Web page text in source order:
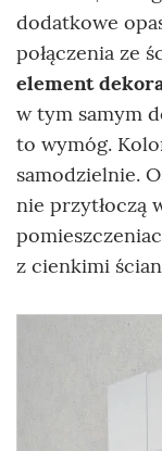
dodatkowe
połączenia ze
element
w tym samym
to wymóg.
samodzielnie.
nie przytłoczą
z cienkimi